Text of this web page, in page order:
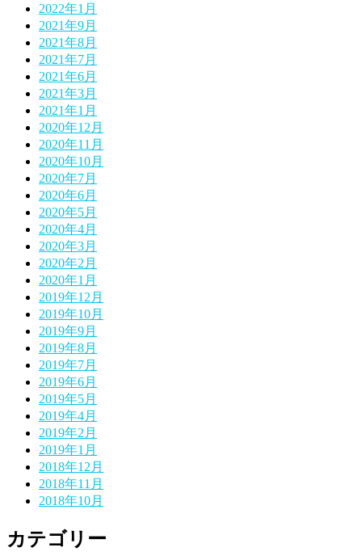
2022年1月
2021年9月
2021年8月
2021年7月
2021年6月
2021年3月
2021年1月
2020年12月
2020年11月
2020年10月
2020年7月
2020年6月
2020年5月
2020年4月
2020年3月
2020年2月
2020年1月
2019年12月
2019年10月
2019年9月
2019年8月
2019年7月
2019年6月
2019年5月
2019年4月
2019年2月
2019年1月
2018年12月
2018年11月
2018年10月
カテゴリー